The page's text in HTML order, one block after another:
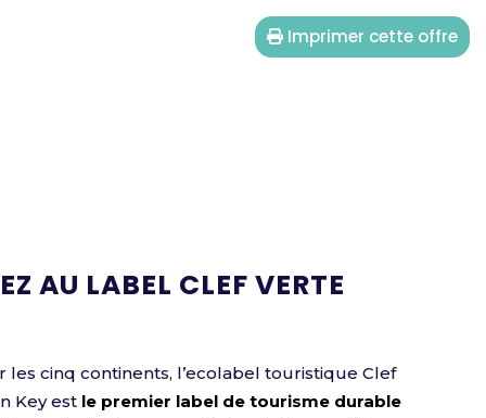
Imprimer cette offre
AU LABEL CLEF VERTE
les cinq continents, l’ecolabel touristique Clef
Key est le premier label de tourisme durable